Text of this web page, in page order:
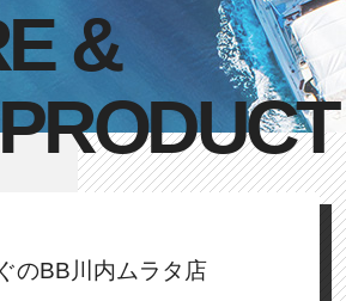
&
のBB川内ムラタ店